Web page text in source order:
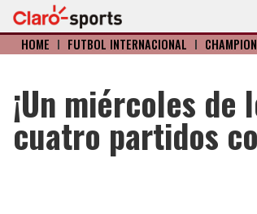
HOME I FÚTBOL INTERNACIONAL I
¡Un miércoles de
cuatro partidos